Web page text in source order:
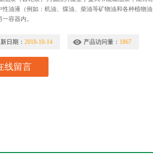
性油液（例如：机油、煤油、柴油等矿物油和各种植物
容器内。
日期： 2018-10-14 产品访问量： 1867
线留言